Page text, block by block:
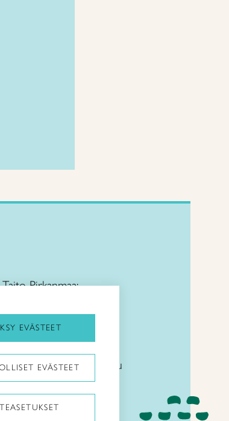
Käsityö- ja muotoilukoulu
Näpsä:
Taito Pirkanmaa:
EVÄSTEET
EVÄSTEET